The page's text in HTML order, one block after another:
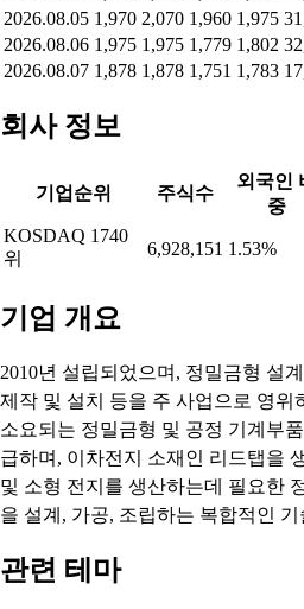
2026.08.05 1,970 2,070 1,960 1,975
2026.08.06 1,975 1,975 1,779 1,802
2026.08.07 1,878 1,878 1,751 1,783
회사 정보
기업순위 주식수
외국인
중
KOSDAQ 1740
위
6,928,151 1.53%
기업 개요
2010년 설립되었으며, 정밀금형 설
제작 및 설치 등을 주 사업으로 영위
소요되는 정밀금형 및 공정 기계부
급하며, 이차전지 소재인 리드탭을
및 소형 전지를 생산하는데 필요한
을 설계, 가공, 조립하는 복합적인
관련 테마